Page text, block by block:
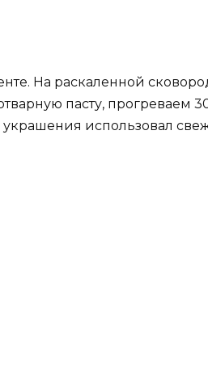
На раскаленной
пасту, прогреваем
использовал